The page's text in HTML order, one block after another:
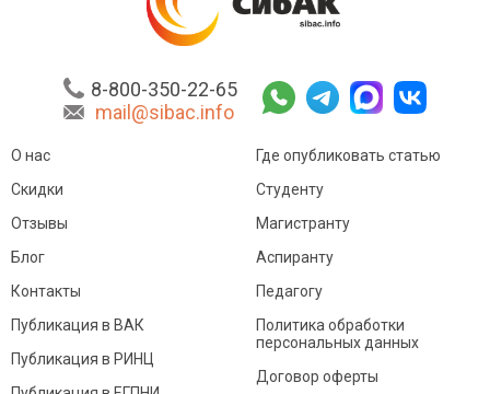
8-800-350-22-65
mail@sibac.info
О нас
Скидки
Отзывы
Блог
Контакты
Где опубликовать статью
Студенту
Магистранту
Аспиранту
Педагогу
Публикация в ВАК
Публикация в РИНЦ
Политика обработки
персональных данных
Договор оферты